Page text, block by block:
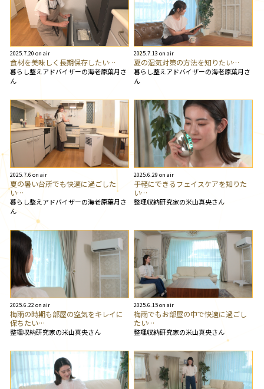
2025.7.20 on air
食材を美味しく長期保存したい…
暮らし整えアドバイザーの海老原葉月さ
ん
2025.7.13 on air
夏の湿気対策の方法を知りたい…
暮らし整えアドバイザーの海老原葉月さ
ん
2025.7.6 on air
夏の暑い台所でも快適に過ごした
い…
暮らし整えアドバイザーの海老原葉月さ
ん
2025.6.29 on air
手軽にできるフェイスケアを知りた
い…
整理収納研究家の米山真央さん
2025.6.22 on air
梅雨の時期も部屋の空気をキレイに
保ちたい…
整理収納研究家の米山真央さん
2025.6.15 on air
梅雨でもお部屋の中で快適に過ごし
たい…
整理収納研究家の米山真央さん